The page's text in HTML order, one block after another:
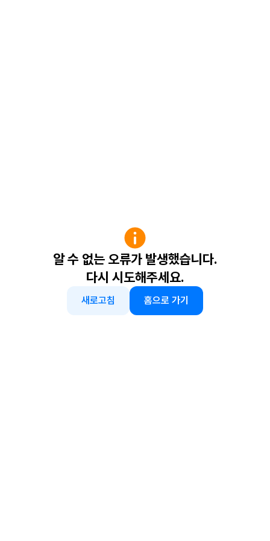
알 수 없는 오류가 발생했습니다.
다시 시도해주세요.
새로고침 홈으로 가기